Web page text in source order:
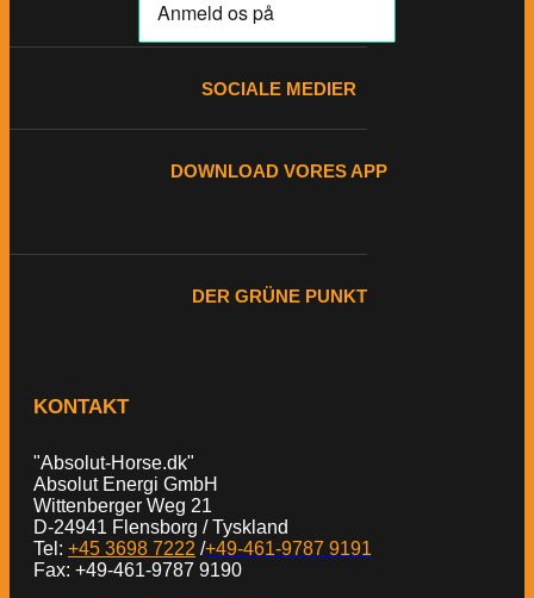
SOCIALE MEDIER
DOWNLOAD VORES APP
DER GRÜNE PUNKT
KONTAKT
"Absolut-Horse.dk"
Absolut Energi GmbH
Wittenberger Weg 21
D-24941 Flensborg / Tyskland
Tel: +45 3698 7222 /+49-461-9787 9191
Fax: +49-461-9787 9190